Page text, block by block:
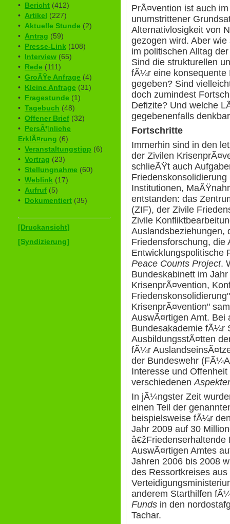
• Bericht (412)
• Artikel (227)
• Aktuelle Stunde (2)
• Antrag (59)
• Presse-Link (108)
• Interview (65)
• Rede (111)
• GroÃŸe Anfrage (4)
• Kleine Anfrage (31)
• Fragestunde (1)
• Tagebuch (48)
• Offener Brief (32)
• PersÃ¶nliche
ErklÃ¤rung (6)
• Veranstaltungstipp (6)
• Vortrag (23)
• Stellungnahme (60)
• Weblink (17)
• Aufruf (5)
• Dokumentiert (35)
[Druckansicht]
[Syndizierung]
PrÃ¤vention ist auch
unumstrittener
Alternativlosigkeit von
gezogen wird. Aber
im politischen Alltag
Sind die strukturellen
fÃ¼r eine konsequente
gegeben? Sind
doch zumindest
Defizite? Und welche
gegebenenfalls
Fortschritte
Immerhin sind in den
der Zivilen
schlieÃŸt auch
Institutionen,
entstanden: das
(ZIF), der Zivile
Zivile
Auslandsbeziehungen,
Friedensforschung, die
Entwicklungspolitische
Peace Counts Project.
Bundeskabinett im
KrisenprÃ¤vention,
KrisenprÃ¤vention"
AuswÃ¤rtigen Amt. Bei
Bundesakademie fÃ¼r
AusbildungsstÃ¤tten
fÃ¼r
der Bundeswehr
Interesse und
verschiedenen
In jÃ¼ngster Zeit
einen Teil der
beispielsweise fÃ¼r
Jahr 2009 auf 30
â€žFriedenserhaltende
AuswÃ¤rtigen Amtes
Jahren 2006 bis 2008
des Ressortkreises
anderem Starthilfen
Funds in den
Tachar.